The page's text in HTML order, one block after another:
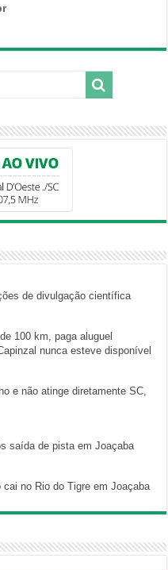
de divulgação científica
100 km, paga aluguel
nunca esteve disponível
e não atinge diretamente SC,
saída de pista em Joaçaba
no Rio do Tigre em Joaçaba